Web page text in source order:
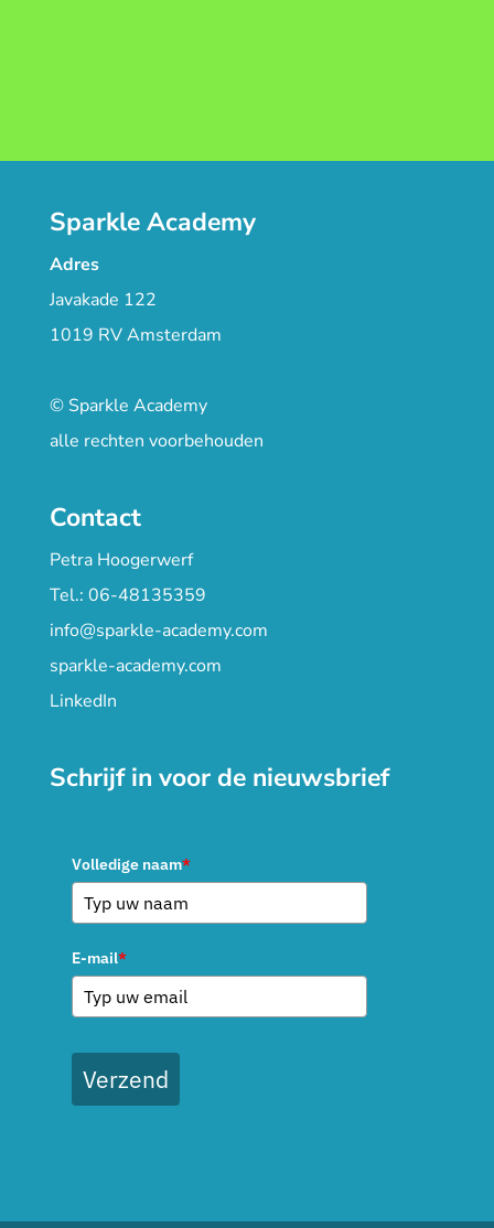
Sparkle Academy
Adres
Javakade 122
1019 RV Amsterdam
© Sparkle Academy
alle rechten voorbehouden
Contact
Petra Hoogerwerf
Tel.: 06-48135359
info@sparkle-academy.com
sparkle-academy.com
LinkedIn
Schrijf in voor de nieuwsbrief
Volledige naam*
E-mail*
Verzend